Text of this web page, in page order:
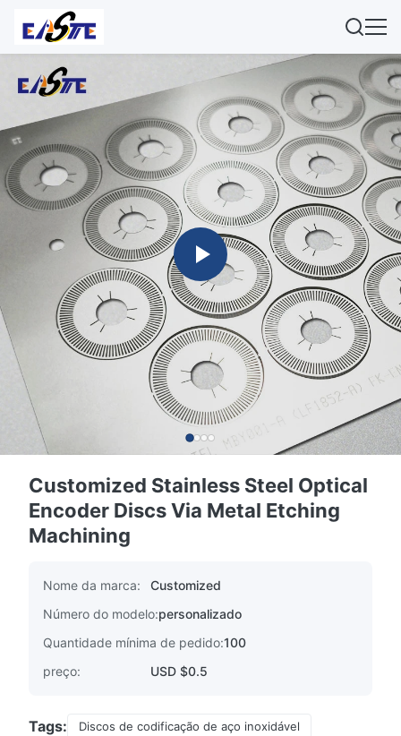
Customized Stainless Steel Optical
Encoder Discs Via Metal Etching
Machining
Nome da marca:
Customized
Número do modelo:personalizado
Quantidade mínima de pedido:100
preço:
USD $0.5
Tags:
Discos de codificação de aço inoxidável